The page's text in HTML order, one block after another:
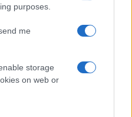
purposes.
me
storage
on web or